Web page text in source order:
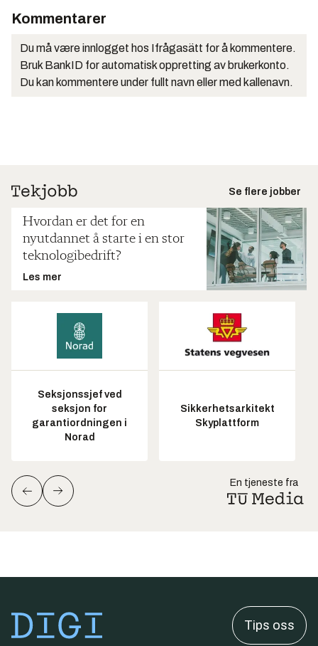
Kommentarer
Du må være innlogget hos Ifrågasätt for å kommentere.
Bruk BankID for automatisk oppretting av brukerkonto.
Du kan kommentere under fullt navn eller med kallenavn.
Se flere jobber
Hvordan er det for en
nyutdannet å starte i en stor
teknologibedrift?
Les mer
Seksjonssjef ved
seksjon for
garantiordningen i
Norad
Sikkerhetsarkitekt
Skyplattform
En tjeneste fra
Tips oss